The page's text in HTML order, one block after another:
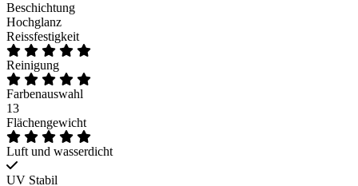
Beschichtung
Hochglanz
Reissfestigkeit
Reinigung
Farbenauswahl
13
Flächengewicht
Luft und wasserdicht
UV Stabil